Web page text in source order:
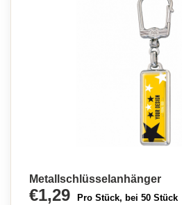
Metallschlüsselanhänger
€1,29 Pro Stück, bei 50 Stück